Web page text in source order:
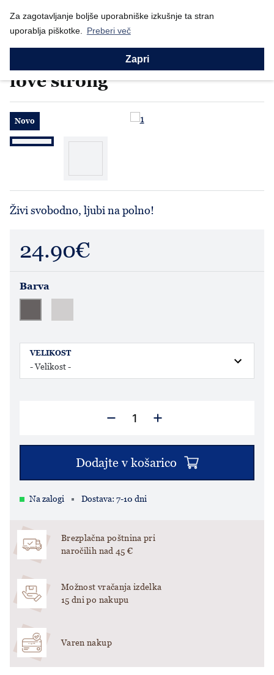
Za zagotavljanje boljše uporabniške izkušnje ta stran
uporablja piškotke.
Preberi več
Zapri
Nazaj
Domov Prodajni program Moški Puloverji Moški pulover "Live...
Moški pulover "Live free,
love strong"
Novo
Živi svobodno, ljubi na polno!
24.90€
Barva
VELIKOST
Dodajte v košarico
Na zalogi Dostava: 7-10 dni
Brezplačna poštnina pri
naročilih nad 45 €
Možnost vračanja izdelka
15 dni po nakupu
Varen nakup